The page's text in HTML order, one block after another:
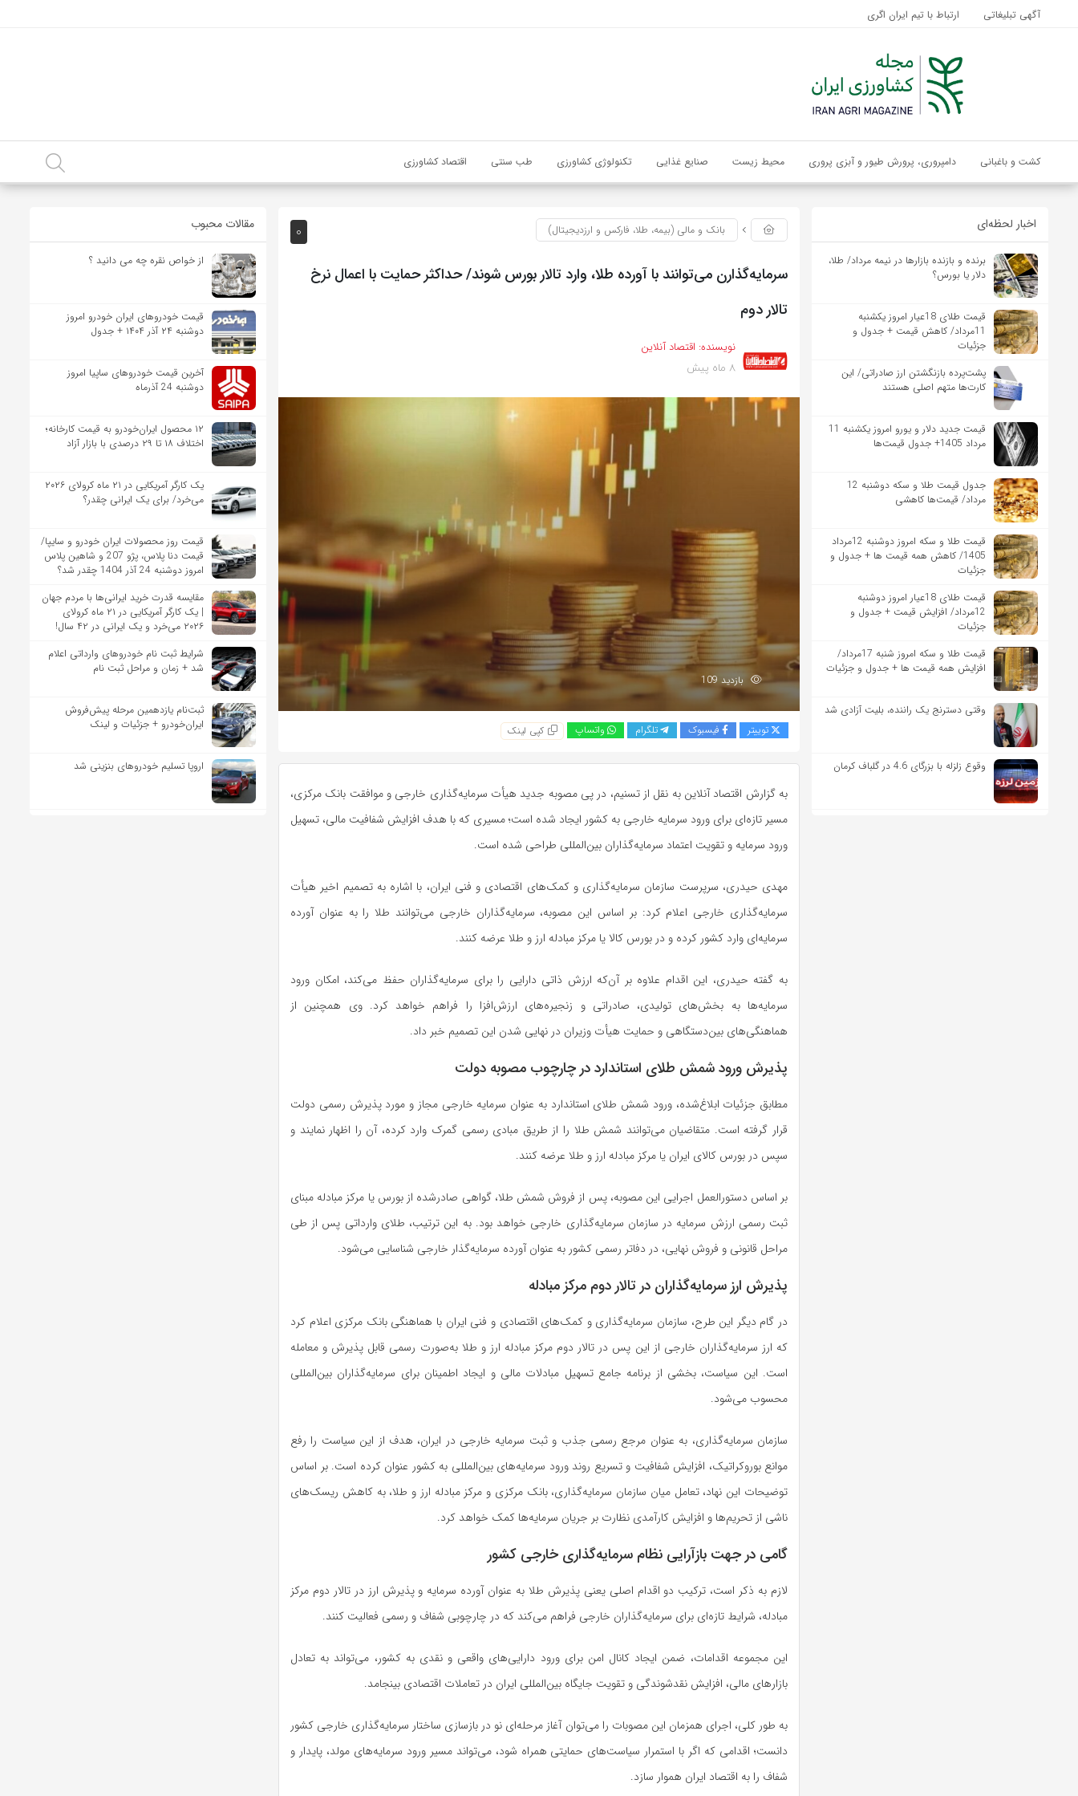
آگهی تبلیغاتی ارتباط با تیم ایران اگری
کشت و باغبانی دامپروری، پرورش طیور و آبزی پروری محیط زیست صنایع غذایی تکنولوژی کشاورزی طب سنتی اقتصاد کشاورزی
اخبار لحظه‌ای
برنده‌ و بازنده بازارها در نیمه مرداد/ طلا،
دلار یا بورس؟
قیمت طلای 18عیار امروز یکشنبه
11مرداد/ کاهش قیمت + جدول و
جزئیات
پشت‌پرده بازنگشتن ارز صادراتی/ این
کارت‌ها متهم اصلی هستند
قیمت جدید دلار و یورو امروز یکشنبه 11
مرداد 1405+ جدول قیمت‌ها
جدول قیمت طلا و سکه دوشنبه 12
مرداد/ قیمت‌ها کاهشی
قیمت طلا و سکه امروز دوشنبه 12مرداد
1405/ کاهش همه قیمت ها + جدول و
جزئیات
قیمت طلای 18عیار امروز دوشنبه
12مرداد/ افزایش قیمت + جدول و
جزئیات
قیمت طلا و سکه امروز شنبه 17مرداد/
افزایش همه قیمت ها + جدول و جزئیات
وقتی دسترنج یک راننده، بلیت آزادی شد
وقوع زلزله با بزرگای 4.6 در گلباف کرمان
0 بانک و مالی (بیمه، طلا، فارکس و ارزدیجیتال)
سرمایه‌گذارن می‌توانند با آورده طلا، وارد تالار بورس شوند/ حداکثر حمایت با اعمال نرخ
تالار دوم
نویسنده: اقتصاد آنلاین
8 ماه پیش
بازدید 109
توییتر فیسبوک تلگرام واتساپ کپی لینک
به گزارش اقتصاد آنلاین به نقل از تسنیم، در پی مصوبه جدید هیأت سرمایه‌گذاری خارجی و موافقت بانک مرکزی،
مسیر تازه‌ای برای ورود سرمایه خارجی به کشور ایجاد شده است؛ مسیری که با هدف افزایش شفافیت مالی، تسهیل
ورود سرمایه و تقویت اعتماد سرمایه‌گذاران بین‌المللی طراحی شده است.
مهدی حیدری، سرپرست سازمان سرمایه‌گذاری و کمک‌های اقتصادی و فنی ایران، با اشاره به تصمیم اخیر هیأت
سرمایه‌گذاری خارجی اعلام کرد: بر اساس این مصوبه، سرمایه‌گذاران خارجی می‌توانند طلا را به عنوان آورده
سرمایه‌ای وارد کشور کرده و در بورس کالا یا مرکز مبادله ارز و طلا عرضه کنند.
به گفته حیدری، این اقدام علاوه بر آن‌که ارزش ذاتی دارایی را برای سرمایه‌گذاران حفظ می‌کند، امکان ورود
سرمایه‌ها به بخش‌های تولیدی، صادراتی و زنجیره‌های ارزش‌افزا را فراهم خواهد کرد. وی همچنین از
هماهنگی‌های بین‌دستگاهی و حمایت هیأت وزیران در نهایی شدن این تصمیم خبر داد.
پذیرش ورود شمش طلای استاندارد در چارچوب مصوبه دولت
مطابق جزئیات ابلاغ‌شده، ورود شمش طلای استاندارد به عنوان سرمایه خارجی مجاز و مورد پذیرش رسمی دولت
قرار گرفته است. متقاضیان می‌توانند شمش طلا را از طریق مبادی رسمی گمرک وارد کرده، آن را اظهار نمایند و
سپس در بورس کالای ایران یا مرکز مبادله ارز و طلا عرضه کنند.
بر اساس دستورالعمل اجرایی این مصوبه، پس از فروش شمش طلا، گواهی صادرشده از بورس یا مرکز مبادله مبنای
ثبت رسمی ارزش سرمایه در سازمان سرمایه‌گذاری خارجی خواهد بود. به این ترتیب، طلای وارداتی پس از طی
مراحل قانونی و فروش نهایی، در دفاتر رسمی کشور به عنوان آورده سرمایه‌گذار خارجی شناسایی می‌شود.
پذیرش ارز سرمایه‌گذاران در تالار دوم مرکز مبادله
در گام دیگر این طرح، سازمان سرمایه‌گذاری و کمک‌های اقتصادی و فنی ایران با هماهنگی بانک مرکزی اعلام کرد
که ارز سرمایه‌گذاران خارجی از این پس در تالار دوم مرکز مبادله ارز و طلا به‌صورت رسمی قابل پذیرش و معامله
است. این سیاست، بخشی از برنامه جامع تسهیل مبادلات مالی و ایجاد اطمینان برای سرمایه‌گذاران بین‌المللی
محسوب می‌شود.
سازمان سرمایه‌گذاری، به عنوان مرجع رسمی جذب و ثبت سرمایه خارجی در ایران، هدف از این سیاست را رفع
موانع بوروکراتیک، افزایش شفافیت و تسریع روند ورود سرمایه‌های بین‌المللی به کشور عنوان کرده است. بر اساس
توضیحات این نهاد، تعامل میان سازمان سرمایه‌گذاری، بانک مرکزی و مرکز مبادله ارز و طلا، به کاهش ریسک‌های
ناشی از تحریم‌ها و افزایش کارآمدی نظارت بر جریان سرمایه‌ها کمک خواهد کرد.
گامی در جهت بازآرایی نظام سرمایه‌گذاری خارجی کشور
لازم به ذکر است، ترکیب دو اقدام اصلی یعنی پذیرش طلا به عنوان آورده سرمایه و پذیرش ارز در تالار دوم مرکز
مبادله، شرایط تازه‌ای برای سرمایه‌گذاران خارجی فراهم می‌کند که در چارچوبی شفاف و رسمی فعالیت کنند.
این مجموعه اقدامات، ضمن ایجاد کانال امن برای ورود دارایی‌های واقعی و نقدی به کشور، می‌تواند به تعادل
بازار‌های مالی، افزایش نقدشوندگی و تقویت جایگاه بین‌المللی ایران در تعاملات اقتصادی بینجامد.
به طور کلی، اجرای همزمان این مصوبات را می‌توان آغاز مرحله‌ای نو در بازسازی ساختار سرمایه‌گذاری خارجی کشور
دانست؛ اقدامی که اگر با استمرار سیاست‌های حمایتی همراه شود، می‌تواند مسیر ورود سرمایه‌های مولد، پایدار و
شفاف را به اقتصاد ایران هموار سازد.
مقالات محبوب
از خواص نقره چه می دانید ؟
قیمت خودرو‌های ایران خودرو امروز
دوشنبه ۲۴ آذر ۱۴۰۴ + جدول
آخرین قیمت خودروهای ساپیا امروز
دوشنبه 24 آذرماه
۱۲ محصول ایران‌خودرو به قیمت کارخانه؛
اختلاف ۱۸ تا ۲۹ درصدی با بازار آزاد
یک کارگر آمریکایی در ۲۱ ماه کرولای ۲۰۲۶
می‌خرد/ برای یک ایرانی چقدر؟
قیمت روز محصولات ایران خودرو و سایپا/
قیمت دنا پلاس، پژو 207 و شاهین پلاس
امروز دوشنبه 24 آذر 1404 چقدر شد؟
مقایسه قدرت خرید ایرانی‌ها با مردم جهان
| یک کارگر آمریکایی در ۲۱ ماه کرولای
۲۰۲۶ می‌خرد و یک ایرانی در ۴۲ سال!
شرایط ثبت نام خودروهای وارداتی اعلام
شد + زمان و مراحل ثبت نام
ثبت‌نام یازدهمین مرحله پیش‌فروش
ایران‌خودرو + جزئیات و لینک
اروپا تسلیم خودروهای بنزینی شد